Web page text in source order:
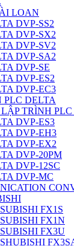
LOAN
DVP-SS2
DVP-SX2
DVP-SV2
DVP-SA2
DVP-SE
DVP-ES2
DVP-EC3
PLC DELTA
TRÌNH
DVP-ES3
DVP-EH3
DVP-EX2
DVP-20PM
DVP-12SC
DVP-MC
FX1S
FX1N
FX3U